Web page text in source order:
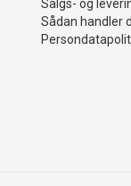
Salgs- og
Sådan handler